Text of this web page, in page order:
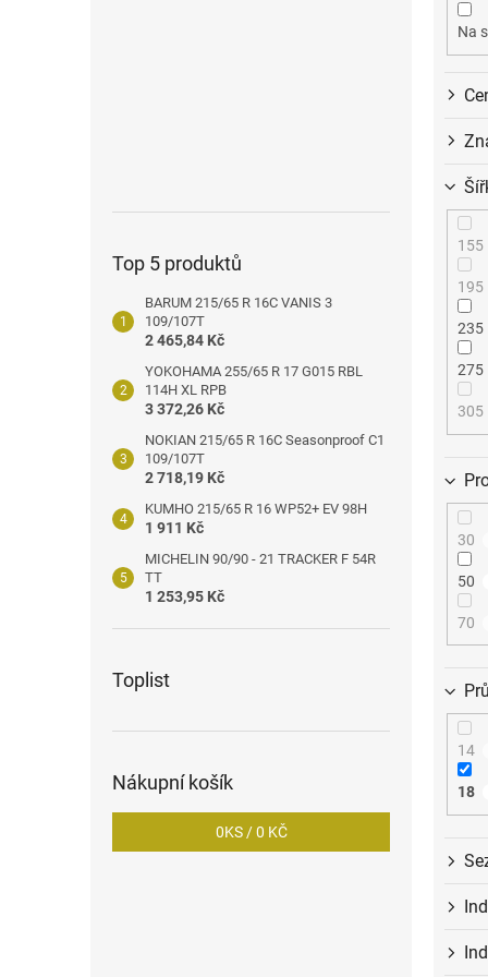
Top 5 produktů
BARUM 215/65 R 16C VANIS 3
109/107T
2 465,84 Kč
YOKOHAMA 255/65 R 17 G015 RBL
114H XL RPB
3 372,26 Kč
NOKIAN 215/65 R 16C Seasonproof C1
109/107T
2 718,19 Kč
KUMHO 215/65 R 16 WP52+ EV 98H
1 911 Kč
MICHELIN 90/90 - 21 TRACKER F 54R
TT
1 253,95 Kč
Toplist
Nákupní košík
0KS /0 KČ
Na
155
195
235
275
305
30
50
70
14
18